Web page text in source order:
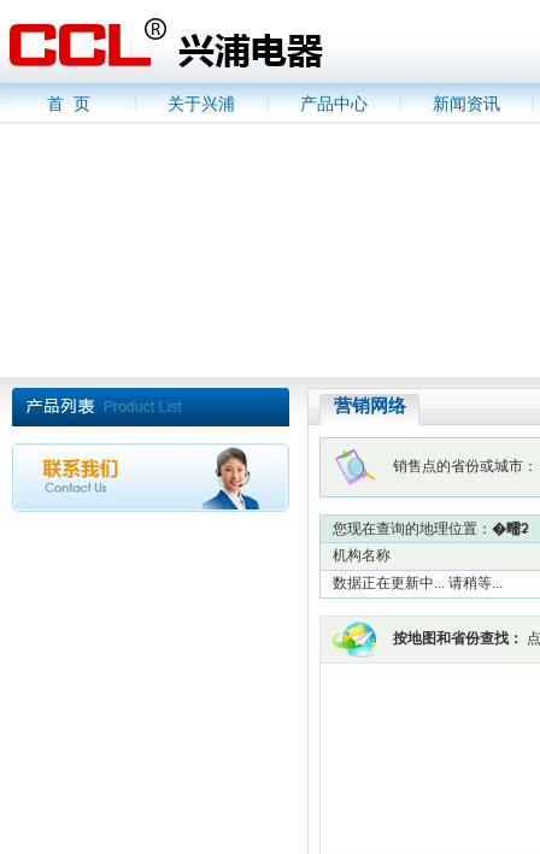
首 页 关于兴浦 产品中心 新闻资讯
营销网络
销售点的省份或城市：
您现在查询的地理位置： �㽭ʡ
机构名称
数据正在更新中... 请稍等...
按地图和省份查找：